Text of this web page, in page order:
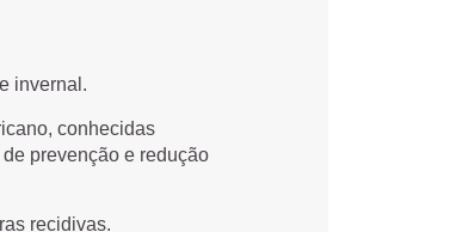
invernal.
conhecidas
prevenção e redução
recidivas.